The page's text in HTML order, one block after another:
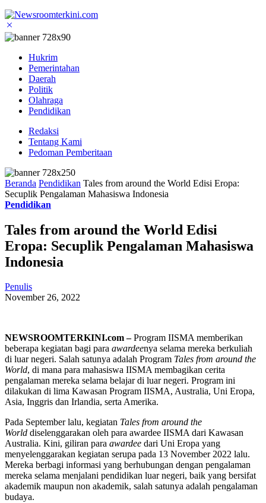
Hukrim
Pemerintahan
Daerah
Politik
Olahraga
Pendidikan
Redaksi
Tentang Kami
Pedoman Pemberitaan
Beranda Pendidikan Tales from around the World Edisi Eropa:
Secuplik Pengalaman Mahasiswa Indonesia
Pendidikan
Tales from around the World Edisi
Eropa: Secuplik Pengalaman Mahasiswa
Indonesia
Penulis
November 26, 2022
NEWSROOMTERKINI.com –Program IISMA memberikan
beberapa kegiatan bagi para awardeenya selama mereka berkuliah
di luar negeri. Salah satunya adalah Program Tales from around the
World, di mana para mahasiswa IISMA membagikan cerita
pengalaman mereka selama belajar di luar negeri. Program ini
dilakukan di lima Kawasan Program IISMA, Australia, Uni Eropa,
Asia, Inggris dan Irlandia, serta Amerika.
Pada September lalu, kegiatan Tales from around the
World diselenggarakan oleh para awardee IISMA dari Kawasan
Australia. Kini, giliran para awardee dari Uni Eropa yang
menyelenggarakan kegiatan serupa pada 13 November 2022 lalu.
Mereka berbagi informasi yang berhubungan dengan pengalaman
mereka selama menjalani pendidikan luar negeri, baik yang bersifat
akademik maupun non akademik, salah satunya adalah pengalaman
budaya.